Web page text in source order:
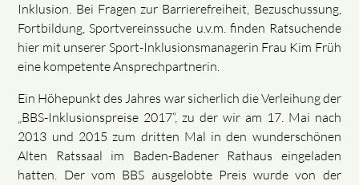
Inklusion. Bei Fragen zur Barrierefreiheit, Bezuschussung,
Fortbildung, Sportvereinssuche u.v.m. finden Ratsuchende
hier mit unserer Sport-Inklusionsmanagerin Frau Kim Früh
eine kompetente Ansprechpartnerin.
Ein Höhepunkt des Jahres war sicherlich die Verleihung der
„BBS-Inklusionspreise 2017“, zu der wir am 17. Mai nach
2013 und 2015 zum dritten Mal in den wunderschönen
Alten Ratssaal im Baden-Badener Rathaus eingeladen
hatten. Der vom BBS ausgelobte Preis wurde von der